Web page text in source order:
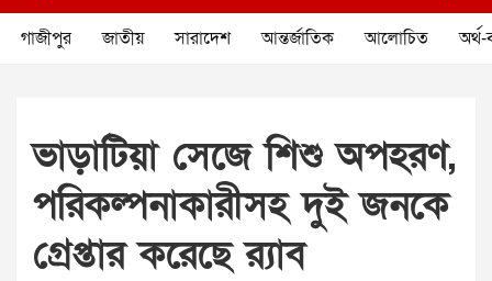
গাজীপুর জাতীয় সারাদেশ আন্তর্জাতিক আলোচিত অর্থ-
ভাড়াটিয়া সেজে শিশু অপহরণ,
পরিকল্পনাকারীসহ দুই জনকে
গ্রেপ্তার করেছে র‌্যাব